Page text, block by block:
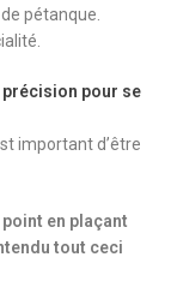
pétanque.
précision pour se
important d’être
en plaçant
tout ceci